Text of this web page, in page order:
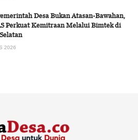
Desa Bukan Atasan-Bawahan,
Perkuat Kemitraan Melalui Bimtek di
2026